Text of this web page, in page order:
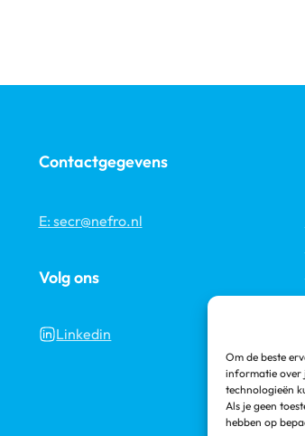
Om de beste
informatie over
technologieën
Als je geen
hebben op
Contactgegevens
E: secr@nefro.nl
Volg ons
Linkedin